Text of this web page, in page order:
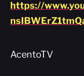
https://
AcentoTV